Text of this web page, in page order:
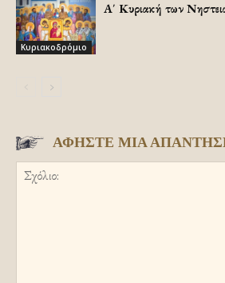
Κυριακοδρόμιο
Α΄ Κυριακή των
ΑΦΗΣΤΕ ΜΙΑ